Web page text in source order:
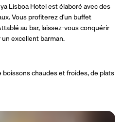
Lisboa Hotel est élaboré avec des
Vous profiterez d’un buffet
au bar, laissez-vous conquérir
excellent barman.
chaudes et froides, de plats